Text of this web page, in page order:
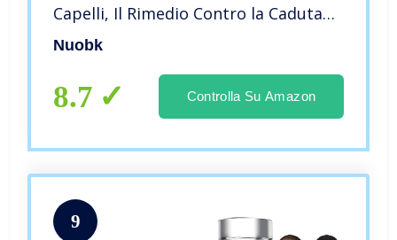
Capelli, Il Rimedio Contro la Caduta
dei Capelli e la Calvizieper Coprire i
22g (Nero)
Nuobk
8.7 Controlla Su Amazon
9